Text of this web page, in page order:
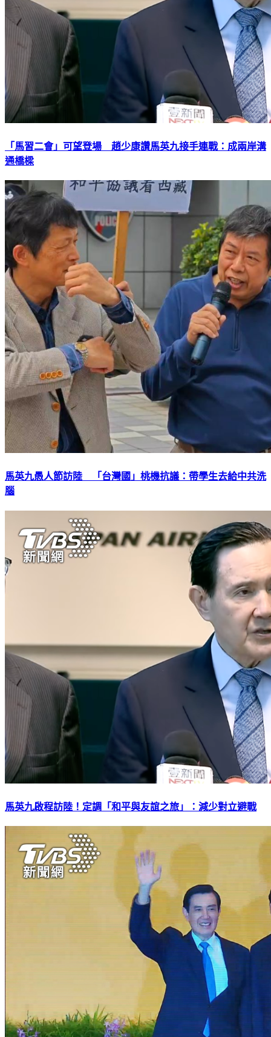
「馬習二會」可望登場 趙少康讚馬英九接手連戰：成兩岸溝
通橋樑
馬英九愚人節訪陸 「台灣國」桃機抗議：帶學生去給中共洗
腦
馬英九啟程訪陸！定調「和平與友誼之旅」：減少對立避戰